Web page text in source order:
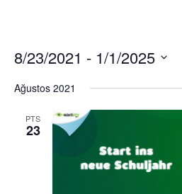
8/23/2021 - 1/1/2025
seç.
Ağustos 2021
PTS
23